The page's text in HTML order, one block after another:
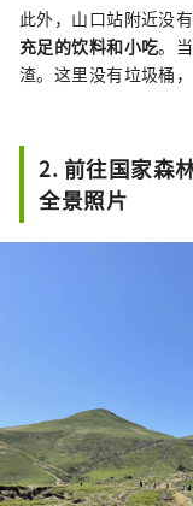
此外，山口站附近没
充足的饮料和小吃。
渣。这里没有垃圾桶
2. 前往国家森
全景照片